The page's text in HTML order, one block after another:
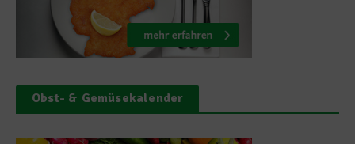
Obst- & Gemüsekalender